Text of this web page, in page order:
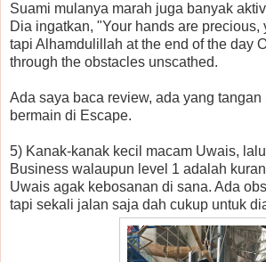
Suami mulanya marah juga banyak
Dia ingatkan, "Your hands are precious,
tapi Alhamdulillah at the end of the day
through the obstacles unscathed.
Ada saya baca review, ada yang
bermain di Escape.
5) Kanak-kanak kecil macam Uwais,
Business walaupun level 1 adalah
Uwais agak kebosanan di sana. Ada
tapi sekali jalan saja dah cukup untuk